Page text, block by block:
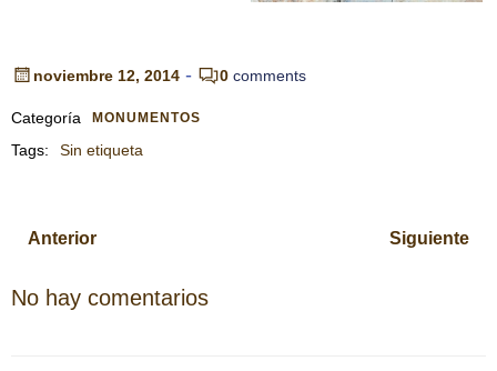
noviembre 12, 2014 - 0 comments
Categoría MONUMENTOS
Tags: Sin etiqueta
Navegación
por
Anterior
Navegación
Siguiente
No hay comentarios